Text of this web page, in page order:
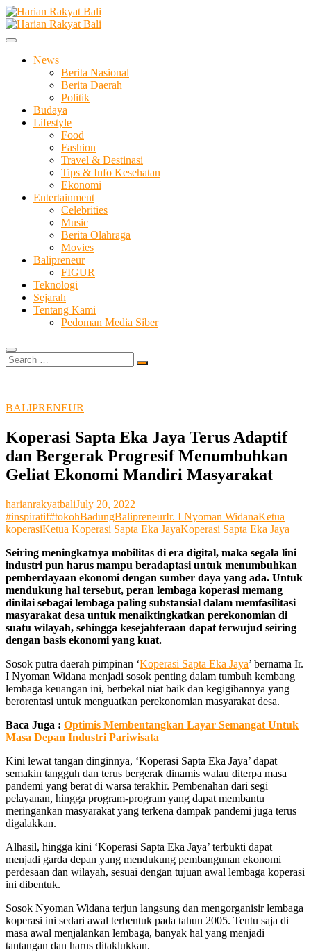
Skip
to
content
Harian Rakyat Bali
Membangun Semangat Kehidupan dan Berbangsa
News
Berita Nasional
Berita Daerah
Politik
Budaya
Lifestyle
Food
Fashion
Travel & Destinasi
Tips & Info Kesehatan
Ekonomi
Entertainment
Celebrities
Music
Berita Olahraga
Movies
Balipreneur
FIGUR
Teknologi
Sejarah
Tentang Kami
Pedoman Media Siber
Search
…
BALIPRENEUR
Koperasi Sapta Eka Jaya Terus Adaptif
dan Bergerak Progresif Menumbuhkan
Geliat Ekonomi Mandiri Masyarakat
harianrakyatbaliJuly 20, 2022
#inspiratif#tokohBadungBalipreneurIr. I Nyoman WidanaKetua
koperasiKetua Koperasi Sapta Eka JayaKoperasi Sapta Eka Jaya
Seiring meningkatnya mobilitas di era digital, maka segala lini
industri pun harus mampu beradaptasi untuk menumbuhkan
pemberdayaan ekonomi dengan sumber daya yang ada. Untuk
mendukung hal tersebut, peran lembaga koperasi memang
dinilai sebagai lembaga paling substansial dalam memfasilitasi
masyarakat desa untuk menaiktingkatkan perekonomian di
suatu wilayah, sehingga kesejahteraan dapat terwujud seiring
dengan basis ekonomi yang kuat.
Sosok putra daerah pimpinan ‘Koperasi Sapta Eka Jaya’ bernama Ir.
I Nyoman Widana menjadi sosok penting dalam tumbuh kembang
lembaga keuangan ini, berbekal niat baik dan kegigihannya yang
berorentasi untuk menguatkan perekonomian masyarakat desa.
Baca Juga : Optimis Membentangkan Layar Semangat Untuk
Masa Depan Industri Pariwisata
Kini lewat tangan dinginnya, ‘Koperasi Sapta Eka Jaya’ dapat
semakin tangguh dan terus bergerak dinamis walau diterpa masa
pandemi yang berat di warsa terakhir. Pembenahan dari segi
pelayanan, hingga program-program yang dapat membantu
meringankan masyarakat yang terkena dampak pandemi juga terus
digalakkan.
Alhasil, hingga kini ‘Koperasi Sapta Eka Jaya’ terbukti dapat
menjadi garda depan yang mendukung pembangunan ekonomi
perdesaan dan wilayah, sesuai dengan tujuan awal lembaga koperasi
ini dibentuk.
Sosok Nyoman Widana terjun langsung dan mengorganisir lembaga
koperasi ini sedari awal terbentuk pada tahun 2005. Tentu saja di
masa awal menjalankan lembaga, banyak hal yang menjadi
tantangan dan harus ditaklukkan.